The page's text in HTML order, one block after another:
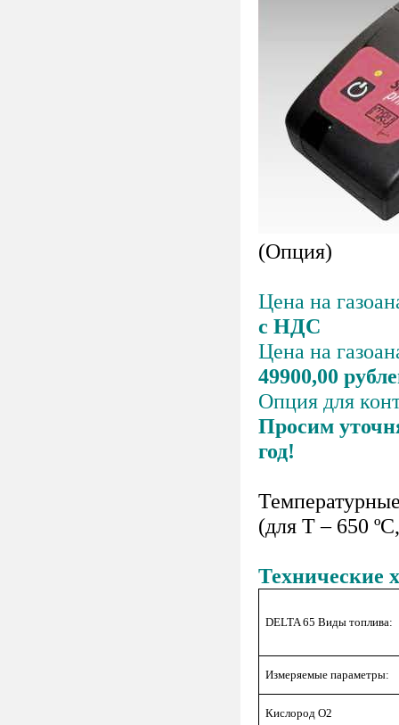
(Опция)
Цена на
с НДС
Цена на
49900,00
Опция для
Просим
год!
(для Т – 650
Технические
DELTA 65 Виды топлива:
Измеряемые параметры:
Кислород O2